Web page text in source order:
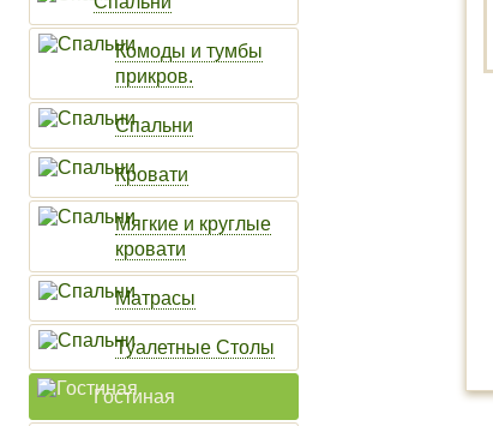
Комоды и тумбы
прикров.
Спальни
Кровати
Мягкие и круглые
кровати
Матрасы
Туалетные Столы
Гостиная